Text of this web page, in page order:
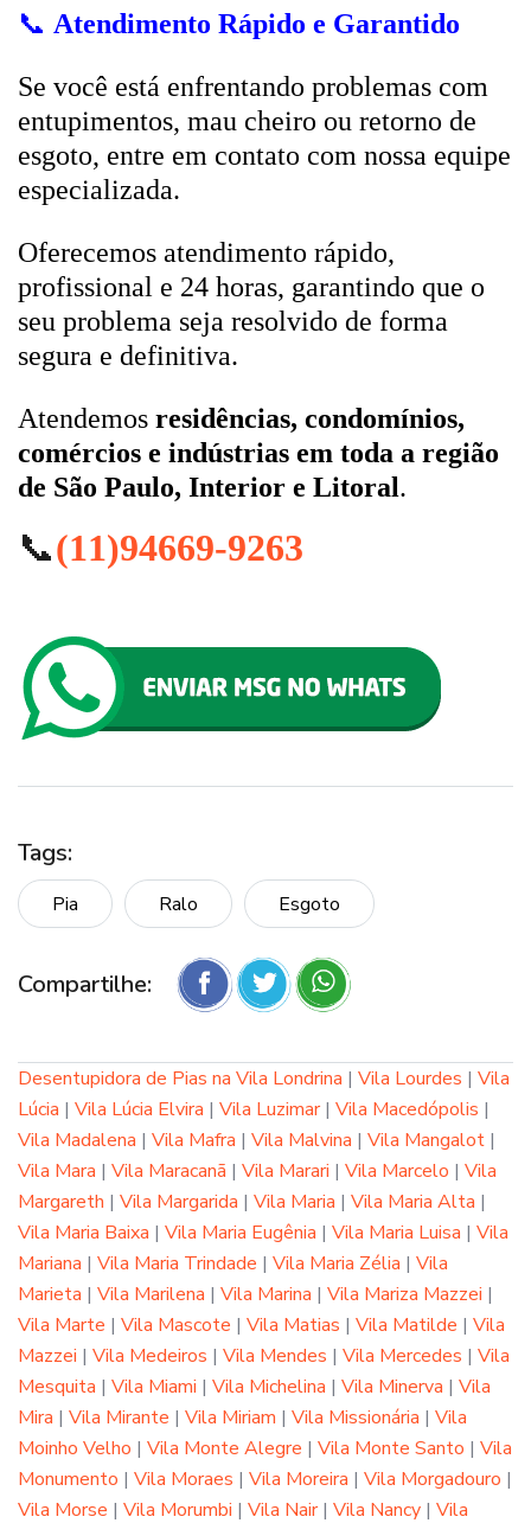
📞 Atendimento Rápido e Garantido
Se você está enfrentando problemas com
entupimentos, mau cheiro ou retorno de
esgoto, entre em contato com nossa equipe
especializada.
Oferecemos atendimento rápido,
profissional e 24 horas, garantindo que o
seu problema seja resolvido de forma
segura e definitiva.
Atendemos residências, condomínios,
comércios e indústrias em toda a região
de São Paulo, Interior e Litoral.
📞(11)94669-9263
Tags:
Pia Ralo Esgoto
Compartilhe:
Desentupidora de Pias na Vila Londrina | Vila Lourdes | Vila
Lúcia | Vila Lúcia Elvira | Vila Luzimar| Vila Macedópolis |
Vila Madalena | Vila Mafra | Vila Malvina | Vila Mangalot |
Vila Mara | Vila Maracanã | Vila Marari | Vila Marcelo | Vila
Margareth | Vila Margarida | Vila Maria | Vila Maria Alta |
Vila Maria Baixa | Vila Maria Eugênia | Vila Maria Luisa | Vila
Mariana | Vila Maria Trindade | Vila Maria Zélia | Vila
Marieta | Vila Marilena | Vila Marina | Vila Mariza Mazzei |
Vila Marte | Vila Mascote | Vila Matias | Vila Matilde | Vila
Mazzei | Vila Medeiros | Vila Mendes | Vila Mercedes | Vila
Mesquita | Vila Miami | Vila Michelina | Vila Minerva | Vila
Mira | Vila Mirante | Vila Miriam | Vila Missionária | Vila
Moinho Velho | Vila Monte Alegre | Vila Monte Santo | Vila
Monumento | Vila Moraes | Vila Moreira | Vila Morgadouro |
Vila Morse | Vila Morumbi | Vila Nair| Vila Nancy | Vila